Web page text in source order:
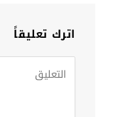
اترك تعليقاً